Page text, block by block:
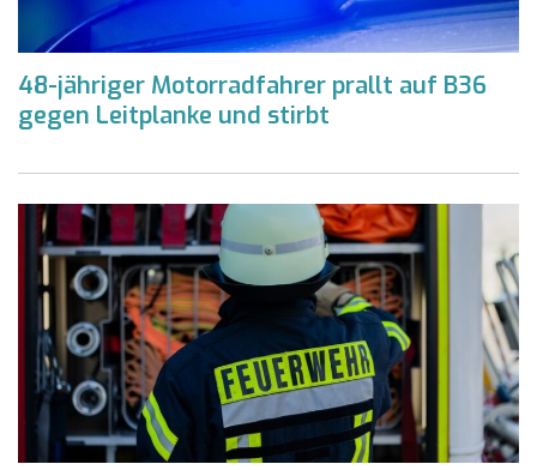
48-jähriger Motorradfahrer prallt auf B36
gegen Leitplanke und stirbt